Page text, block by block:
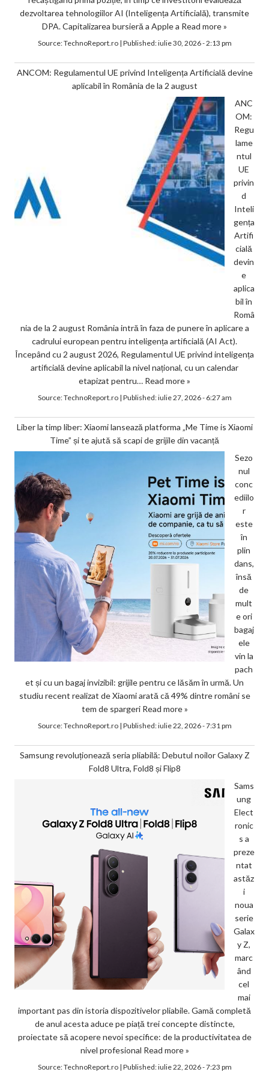
dezvoltarea tehnologiilor AI (Inteligența Artificială), transmite
DPA. Capitalizarea bursieră a Apple a Read more »
Source:TechnoReport.ro| Published:iulie 30, 2026 - 2:13 pm
ANCOM: Regulamentul UE privind Inteligența Artificială devine
aplicabil în România de la 2 august
ANC
OM:
Regu
lame
ntul
UE
privin
d
Inteli
gența
Artifi
cială
devin
e
aplica
bil în
Româ
nia de la 2 august România intră în faza de punere în aplicare a
cadrului european pentru inteligența artificială (AI Act).
Începând cu 2 august 2026, Regulamentul UE privind inteligența
artificială devine aplicabil la nivel național, cu un calendar
etapizat pentru… Read more »
Source:TechnoReport.ro| Published:iulie 27, 2026 - 6:27 am
Liber la timp liber: Xiaomi lansează platforma „Me Time is Xiaomi
Time” și te ajută să scapi de grijile din vacanță
Sezo
nul
conc
ediilo
r
este
în
plin
dans,
însă
de
mult
e ori
bagaj
ele
vin la
pach
et și cu un bagaj invizibil: grijile pentru ce lăsăm în urmă. Un
studiu recent realizat de Xiaomi arată că 49% dintre români se
tem de spargeri Read more »
Source:TechnoReport.ro| Published:iulie 22, 2026 - 7:31 pm
Samsung revoluționează seria pliabilă: Debutul noilor Galaxy Z
Fold8 Ultra, Fold8 și Flip8
Sams
ung
Elect
ronic
s a
preze
ntat
astăz
i
noua
serie
Galax
y Z,
marc
ând
cel
mai
important pas din istoria dispozitivelor pliabile. Gamă completă
de anul acesta aduce pe piață trei concepte distincte,
proiectate să acopere nevoi specifice: de la productivitatea de
nivel profesional Read more »
Source:TechnoReport.ro| Published:iulie 22, 2026 - 7:23 pm